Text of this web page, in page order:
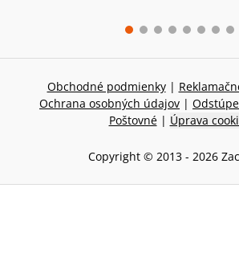
Obchodné podmienky |
Ochrana osobných údajov |
Poštovné | Úprava
Copyright © 2013 - 2026